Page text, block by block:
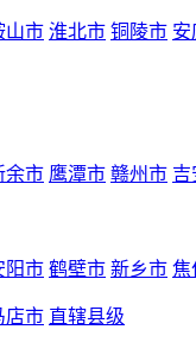
山市 淮北市 铜陵市 安
余市 鹰潭市 赣州市 吉
阳市 鹤壁市 新乡市 焦
店市 直辖县级